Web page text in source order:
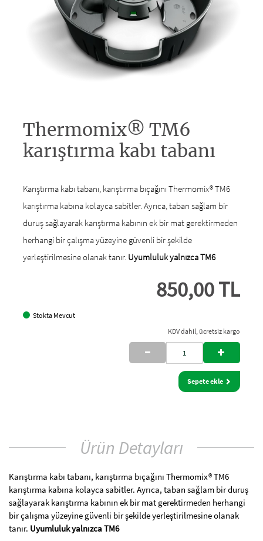
Thermomix® TM6
karıştırma kabı tabanı
Karıştırma kabı tabanı, karıştırma bıçağını Thermomix® TM6
karıştırma kabına kolayca sabitler. Ayrıca, taban sağlam bir
duruş sağlayarak karıştırma kabının ek bir mat gerektirmeden
herhangi bir çalışma yüzeyine güvenli bir şekilde
yerleştirilmesine olanak tanır. Uyumluluk yalnızca TM6
850,00 TL
Stokta Mevcut
KDV dahil, ücretsiz kargo
Sepete ekle
Ürün Detayları
Karıştırma kabı tabanı, karıştırma bıçağını Thermomix® TM6
karıştırma kabına kolayca sabitler. Ayrıca, taban sağlam bir duruş
sağlayarak karıştırma kabının ek bir mat gerektirmeden herhangi
bir çalışma yüzeyine güvenli bir şekilde yerleştirilmesine olanak
tanır. Uyumluluk yalnızca TM6